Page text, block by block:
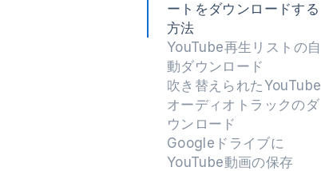
ートをダウンロードする
方法
YouTube再生リストの自
動ダウンロード
吹き替えられたYouTube
オーディオトラックのダ
ウンロード
Googleドライブに
YouTube動画の保存